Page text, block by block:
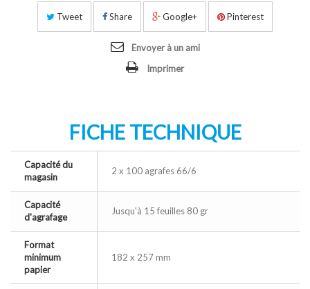
Tweet Share Google+ Pinterest
Envoyer à un ami
Imprimer
FICHE TECHNIQUE
Capacité du
magasin
2 x 100 agrafes 66/6
Capacité
d'agrafage
Jusqu'à 15 feuilles 80 gr
Format
minimum
papier
182 x 257 mm